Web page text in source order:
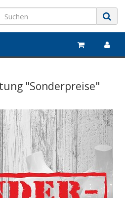
"Sonderpreise"